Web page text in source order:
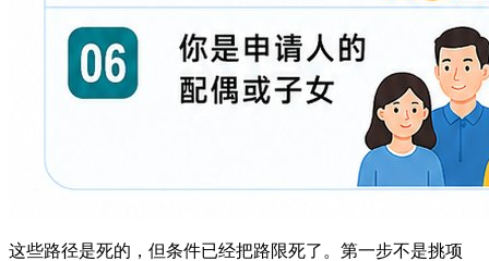
这些路径是死的，但条件已经把路限死了。第一步不是挑项